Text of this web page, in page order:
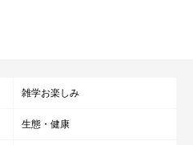
雑学お楽しみ
生態・健康